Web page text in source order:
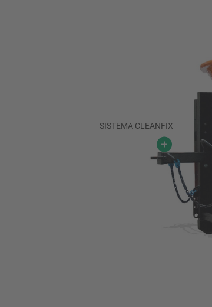
SISTEMA CLEANFIX